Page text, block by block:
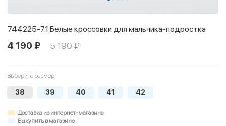
744225-71 Белые кроссовки для мальчика-подростка
4 190 ₽ 5 190 ₽
Выберите размер
38 39 40 41 42
Доставка из интернет-магазина
Выкупить в магазине